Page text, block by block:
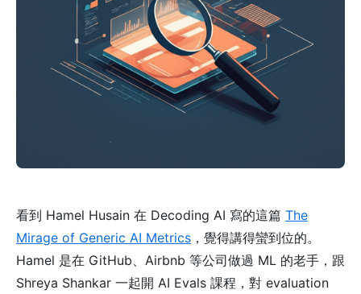
看到 Hamel Husain 在 Decoding AI 寫的這篇 The
Mirage of Generic AI Metrics ，覺得講得蠻到位的。
Hamel 是在 GitHub、Airbnb 等公司做過 ML 的老手，跟
Shreya Shankar 一起開 AI Evals 課程，對 evaluation